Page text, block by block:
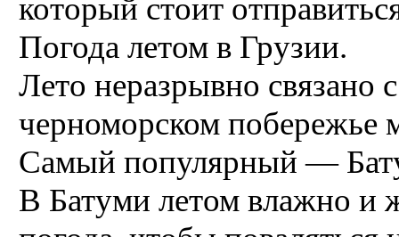
который стоит
Погода летом в Грузии.
Лето неразрывно
черноморском побережье
Самый популярный —
В Батуми летом влажно и